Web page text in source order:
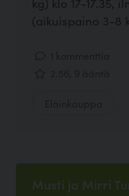
(aikuispaino 3-8
Musti ja Mirri